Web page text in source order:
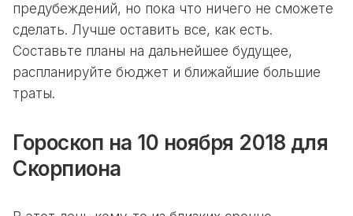
предубеждений, но пока что ничего не сможете
сделать. Лучше оставить все, как есть.
Составьте планы на дальнейшее будущее,
распланируйте бюджет и ближайшие большие
траты.
Гороскоп на 10 ноября 2018 для
Скорпиона